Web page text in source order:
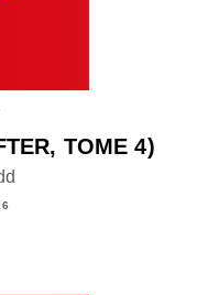
TOME 4)